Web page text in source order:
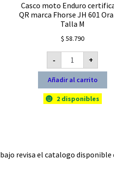
Casco moto Enduro
QR marca Fhorse JH 601
Talla M
$ 58.790
-
Casco
moto
Enduro
QR
marca
Fhorse
JH
+
Añadir al carrito
2 disponibles
revisa el catalogo disponible